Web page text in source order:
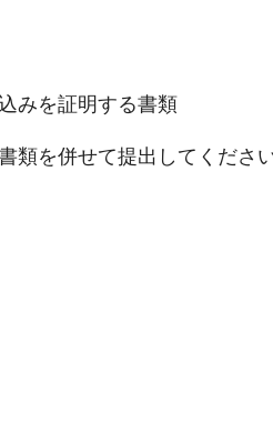
みを証明する書類
類を併せて提出してください